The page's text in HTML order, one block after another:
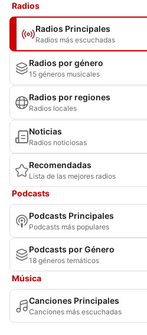
Radios
Radios Principales
Radios más escuchadas
Radios por género
15 géneros musicales
Radios por regiones
Radios locales
Noticias
Radios noticiosas
Recomendadas
Lista de las mejores radios
Podcasts
Podcasts Principales
Podcasts más populares
Podcasts por Género
18 géneros temáticos
Música
Canciones Principales
Canciones más escuchadas